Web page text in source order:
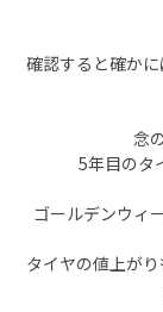
確認すると確か
念
5年目のタ
ゴールデンウィ
タイヤの値上が